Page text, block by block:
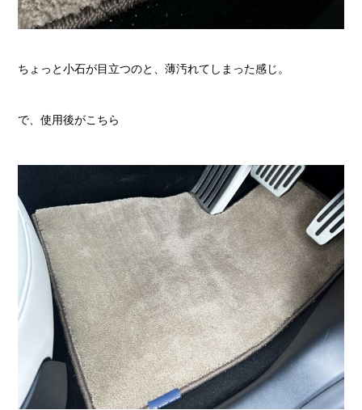
ちょっと小石が目立つのと、薄汚れてしまった感じ。
で、使用後がこちら